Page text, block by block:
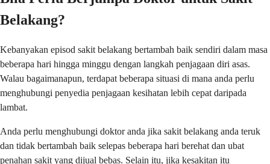
Belakang?
Kebanyakan episod sakit belakang bertambah baik sendiri dalam masa
beberapa hari hingga minggu dengan langkah penjagaan diri asas.
Walau bagaimanapun, terdapat beberapa situasi di mana anda perlu
menghubungi penyedia penjagaan kesihatan lebih cepat daripada
lambat.
Anda perlu menghubungi doktor anda jika sakit belakang anda teruk
dan tidak bertambah baik selepas beberapa hari berehat dan ubat
penahan sakit yang dijual bebas. Selain itu, jika kesakitan itu